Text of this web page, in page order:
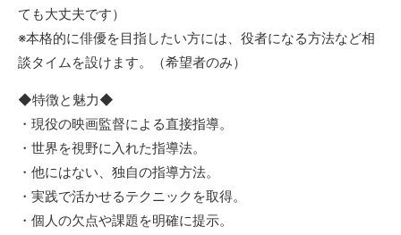
ても大丈夫です）
※本格的に俳優を目指したい方には、役者になる方法など相
談タイムを設けます。（希望者のみ）
◆特徴と魅力◆
・現役の映画監督による直接指導。
・世界を視野に入れた指導法。
・他にはない、独自の指導方法。
・実践で活かせるテクニックを取得。
・個人の欠点や課題を明確に提示。